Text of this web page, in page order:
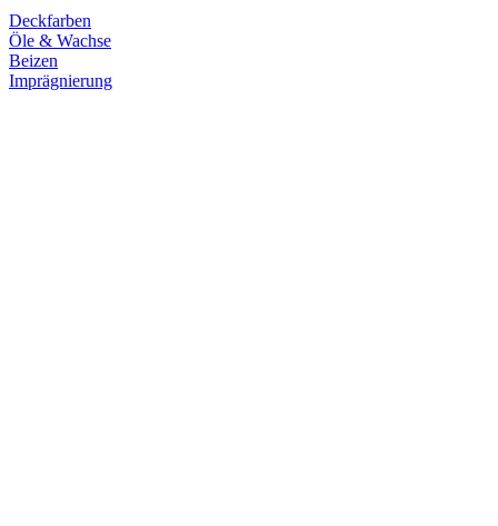
Deckfarben
Öle & Wachse
Beizen
Imprägnierung